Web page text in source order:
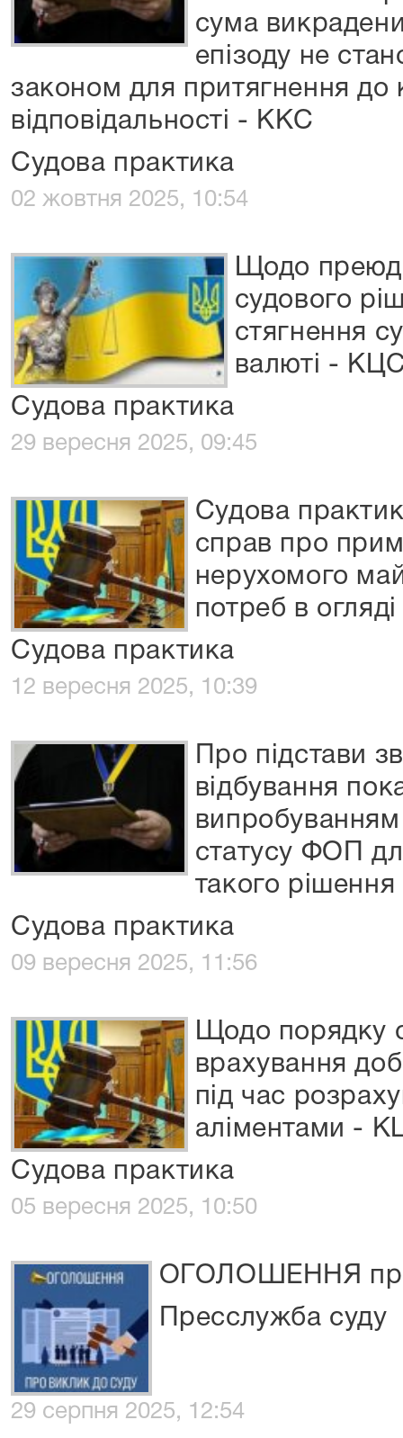
сума
епізоду не
законом для притягнення до
відповідальності - ККС
Судова практика
02 жовтня 2025, 10:54
Щодо
судового
стягнення
валюті -
Судова практика
29 вересня 2025, 09:45
Судова
справ про
нерухомого
потреб в
Судова практика
12 вересня 2025, 10:39
Про підстави
відбування
випробуванням
статусу ФОП
такого
Судова практика
09 вересня 2025, 11:56
Щодо порядку
врахування
під час
аліментами -
Судова практика
05 вересня 2025, 10:50
ОГОЛОШЕННЯ про
Пресслужба суду
29 серпня 2025, 12:54